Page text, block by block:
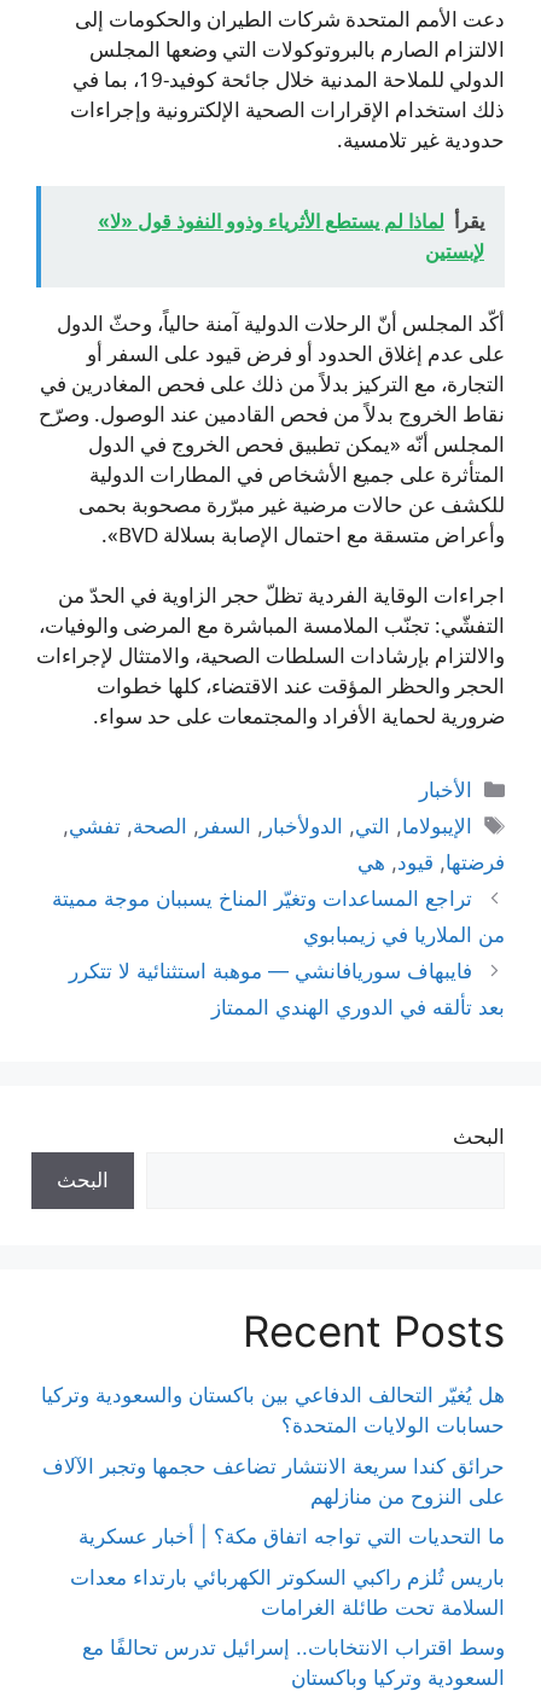
دعت الأمم المتحدة شركات الطيران والحكومات إلى
الالتزام الصارم بالبروتوكولات التي وضعها المجلس
الدولي للملاحة المدنية خلال جائحة كوفيد-19، بما في
ذلك استخدام الإقرارات الصحية الإلكترونية وإجراءات
حدودية غير تلامسية.
يقرأ لماذا لم يستطع الأثرياء وذوو النفوذ قول «لا»
لإبستين
أكّد المجلس أنّ الرحلات الدولية آمنة حالياً، وحثّ الدول
على عدم إغلاق الحدود أو فرض قيود على السفر أو
التجارة، مع التركيز بدلاً من ذلك على فحص المغادرين في
نقاط الخروج بدلاً من فحص القادمين عند الوصول. وصرّح
المجلس أنّه «يمكن تطبيق فحص الخروج في الدول
المتأثرة على جميع الأشخاص في المطارات الدولية
للكشف عن حالات مرضية غير مبرّرة مصحوبة بحمى
وأعراض متسقة مع احتمال الإصابة بسلالة BVD».
اجراءات الوقاية الفردية تظلّ حجر الزاوية في الحدّ من
التفشّي: تجنّب الملامسة المباشرة مع المرضى والوفيات،
والالتزام بإرشادات السلطات الصحية، والامتثال لإجراءات
الحجر والحظر المؤقت عند الاقتضاء، كلها خطوات
ضرورية لحماية الأفراد والمجتمعات على حد سواء.
التصنيفات
الأخبار
الوسوم
الإيبولاما, التي, الدولأخبار , السفر , الصحة,تفشي,
فرضتها, قيود, هي
تراجع المساعدات وتغيّر المناخ يسببان موجة مميتة
من الملاريا في زيمبابوي
فايبهاف سوريافانشي — موهبة استثنائية لا تتكرر
بعد تألقه في الدوري الهندي الممتاز
البحث
البحث
Recent Posts
هل يُغيّر التحالف الدفاعي بين باكستان والسعودية وتركيا
حسابات الولايات المتحدة؟
حرائق كندا سريعة الانتشار تضاعف حجمها وتجبر الآلاف
على النزوح من منازلهم
ما التحديات التي تواجه اتفاق مكة؟ | أخبار عسكرية
باريس تُلزم راكبي السكوتر الكهربائي بارتداء معدات
السلامة تحت طائلة الغرامات
وسط اقتراب الانتخابات.. إسرائيل تدرس تحالفًا مع
السعودية وتركيا وباكستان